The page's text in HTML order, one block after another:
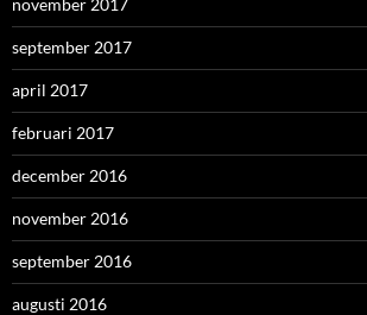
september 2017
april 2017
februari 2017
december 2016
november 2016
september 2016
augusti 2016